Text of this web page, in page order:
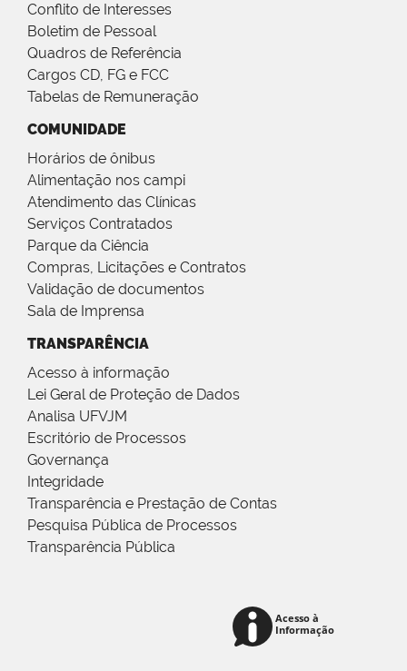
Conflito de Interesses
Boletim de Pessoal
Quadros de Referência
Cargos CD, FG e FCC
Tabelas de Remuneração
COMUNIDADE
Horários de ônibus
Alimentação nos campi
Atendimento das Clínicas
Serviços Contratados
Parque da Ciência
Compras, Licitações e Contratos
Validação de documentos
Sala de Imprensa
TRANSPARÊNCIA
Acesso à informação
Lei Geral de Proteção de Dados
Analisa UFVJM
Escritório de Processos
Governança
Integridade
Transparência e Prestação de Contas
Pesquisa Pública de Processos
Transparência Pública